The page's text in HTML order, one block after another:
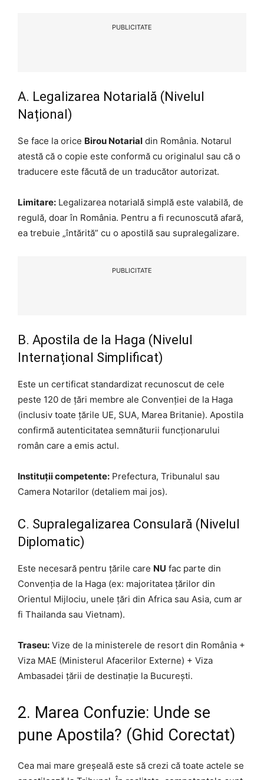
PUBLICITATE
A. Legalizarea Notarială (Nivelul
Național)
Se face la orice Birou Notarial din România. Notarul
atestă că o copie este conformă cu originalul sau că o
traducere este făcută de un traducător autorizat.
Limitare: Legalizarea notarială simplă este valabilă, de
regulă, doar în România. Pentru a fi recunoscută afară,
ea trebuie „întărită” cu o apostilă sau supralegalizare.
PUBLICITATE
B. Apostila de la Haga (Nivelul
Internațional Simplificat)
Este un certificat standardizat recunoscut de cele
peste 120 de țări membre ale Convenției de la Haga
(inclusiv toate țările UE, SUA, Marea Britanie). Apostila
confirmă autenticitatea semnăturii funcționarului
român care a emis actul.
Instituții competente: Prefectura, Tribunalul sau
Camera Notarilor (detaliem mai jos).
C. Supralegalizarea Consulară (Nivelul
Diplomatic)
Este necesară pentru țările care NU fac parte din
Convenția de la Haga (ex: majoritatea țărilor din
Orientul Mijlociu, unele țări din Africa sau Asia, cum ar
fi Thailanda sau Vietnam).
Traseu: Vize de la ministerele de resort din România +
Viza MAE (Ministerul Afacerilor Externe) + Viza
Ambasadei țării de destinație la București.
2. Marea Confuzie: Unde se
pune Apostila? (Ghid Corectat)
Cea mai mare greșeală este să crezi că toate actele se